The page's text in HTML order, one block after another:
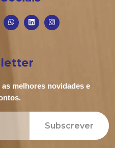
melhores novidades e
Subscrever